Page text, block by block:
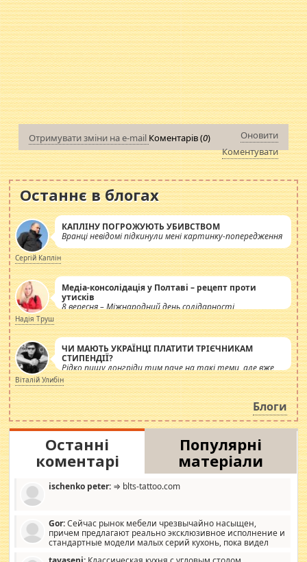
Отримувати зміни на e-mail Коментарів (0)
Оновити
Коментувати
Останнє в блогах
КАПЛІНУ ПОГРОЖУЮТЬ УБИВСТВОМ
Вранці невідомі підкинули мені картинку-попередження
Сергій Каплін
Медіа-консолідація у Полтаві – рецепт проти
утисків
8 вересня – Міжнародний день солідарності
журналістів.
Надія Труш
ЧИ МАЮТЬ УКРАЇНЦІ ПЛАТИТИ ТРІЄЧНИКАМ
СТИПЕНДІЇ?
Рідко пишу лонгріди тим паче на такі теми, але вже
просто дістало! Обурюють сьогоднішні інсенуації
навколо стипендіального питання. Штучно
роздувається ще одна соціальна катастрофа.
Віталій Улибін
Блоги
Останні
коментарі
Популярні
матеріали
ischenko peter: ⇒ blts-tattoo.com
Gor:Сейчас рынок мебели чрезвычайно насыщен,
причем предлагают реально эксклюзивное исполнение и
стандартные модели малых серий кухонь, пока видел